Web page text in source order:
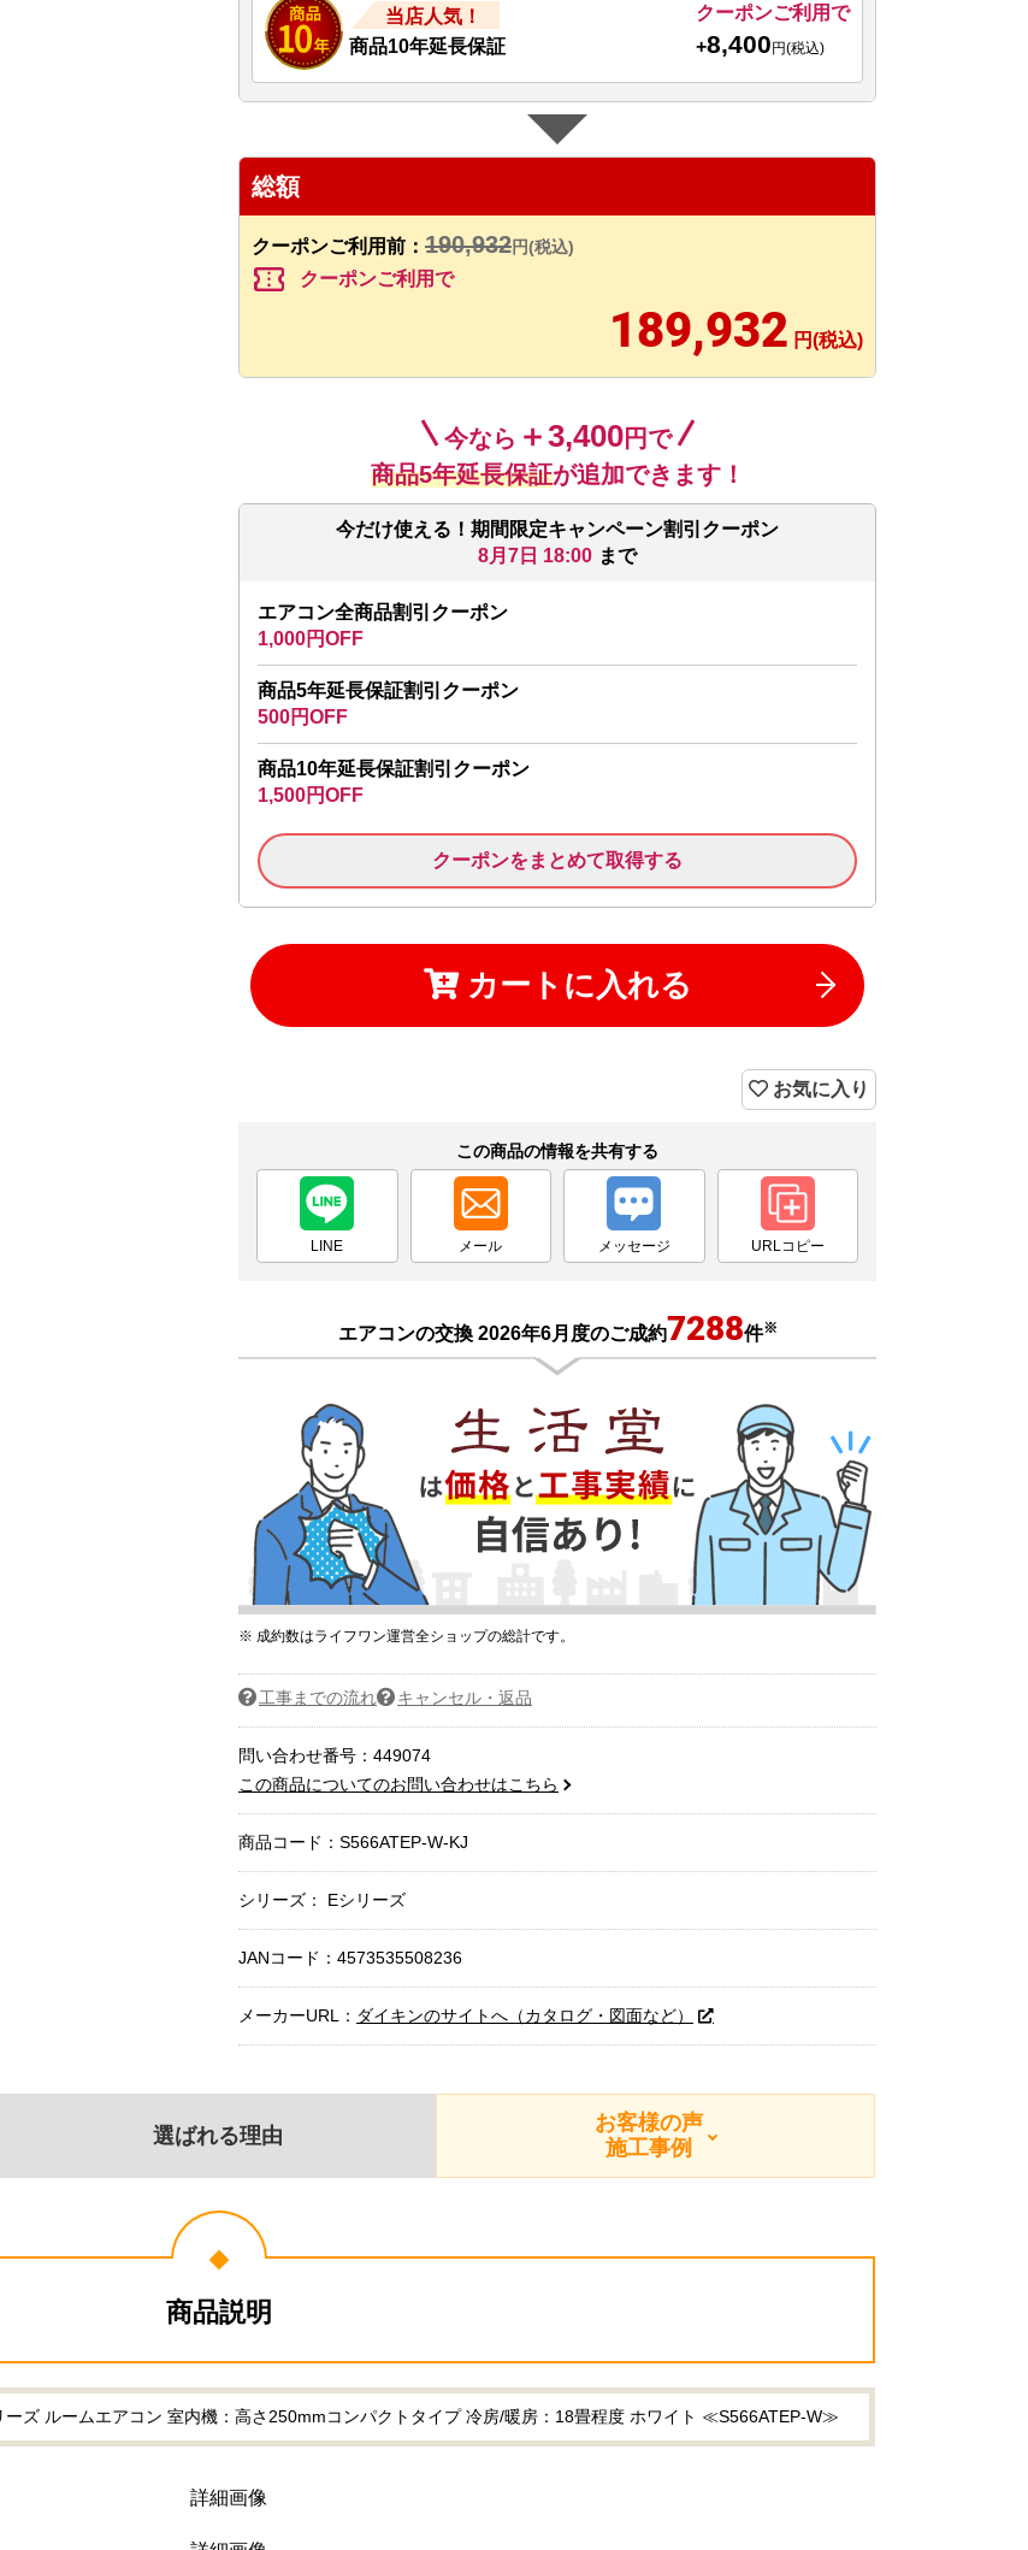
当店人気！
商品10年延長保証
クーポンご利用で
+8,400円(税込)
総額
クーポンご利用前： 190,932円(税込)
confirmation_number クーポンご利用で
189,932 円(税込)
今なら ＋3,400円で
商品5年延長保証が追加できます！
今だけ使える！期間限定キャンペーン割引クーポン
8月7日 18:00 まで
エアコン全商品割引クーポン
1,000円OFF
商品5年延長保証割引クーポン
500円OFF
商品10年延長保証割引クーポン
1,500円OFF
クーポンをまとめて取得する
カートに入れる
カートへ進む
お気に入り
この商品の情報を共有する
LINE メール メッセージ URLコピー
エアコンの交換 2026年6月度のご成約7288件※
※ 成約数はライフワン運営全ショップの総計です。
工事までの流れ キャンセル・返品
問い合わせ番号：449074
この商品についてのお問い合わせはこちら
商品コード： S566ATEP-W-KJ
シリーズ： Eシリーズ
JANコード：4573535508236
メーカーURL： ダイキンのサイトへ（カタログ・図面など）
選ばれる理由
お客様の声
施工事例
商品説明
ーズ ルームエアコン 室内機：高さ250mmコンパクトタイプ 冷房/暖房：18畳程度 ホワイト ≪S566ATEP-W≫